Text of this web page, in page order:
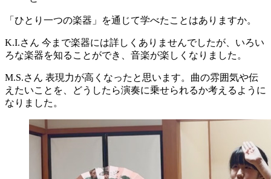
「ひとり一つの楽器」を通じて学べたことはありますか。
K.I.さん 今まで楽器には詳しくありませんでしたが、いろい
ろな楽器を知ることができ、音楽が楽しくなりました。
M.S.さん 表現力が高くなったと思います。曲の雰囲気や伝
えたいことを、どうしたら演奏に乗せられるか考えるように
なりました。